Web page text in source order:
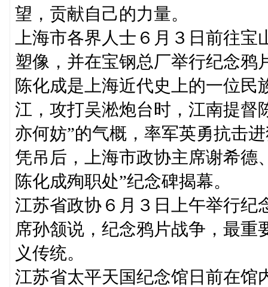
望，贡献自己的力量。
上海市各界人士６月３日前往
塑像，并在宝钢总厂举行纪念鸦
陈化成是上海近代史上的一位民
江，攻打吴淞炮台时，江南提督
亦何妨”的气概，率军英勇抗击
凭吊后，上海市政协主席谢希德
陈化成殉职处”纪念碑揭幕。
江苏省政协６月３日上午举行纪
席孙颔说，纪念鸦片战争，最重
义传统。
江苏省太平天国纪念馆日前在馆